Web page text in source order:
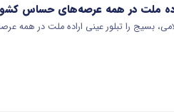
ملت در همه عرصه‌های حساس
بسیج را تبلور عینی اراده ملت در همه